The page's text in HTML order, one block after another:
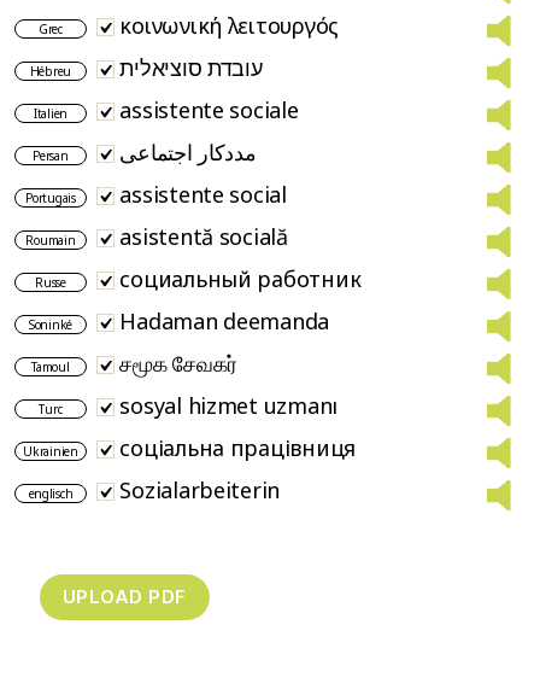
Grec κοινωνική λειτουργός
Hébreu עובדת סוציאלית
Italien assistente sociale
Persan مددکار اجتماعی
Portugais assistente social
Roumain asistentă socială
Russe социальный работник
Soninké Hadaman deemanda
Tamoul சமூக சேவகர்
Turc sosyal hizmet uzmanı
Ukrainien соціальна працівниця
englisch Sozialarbeiterin